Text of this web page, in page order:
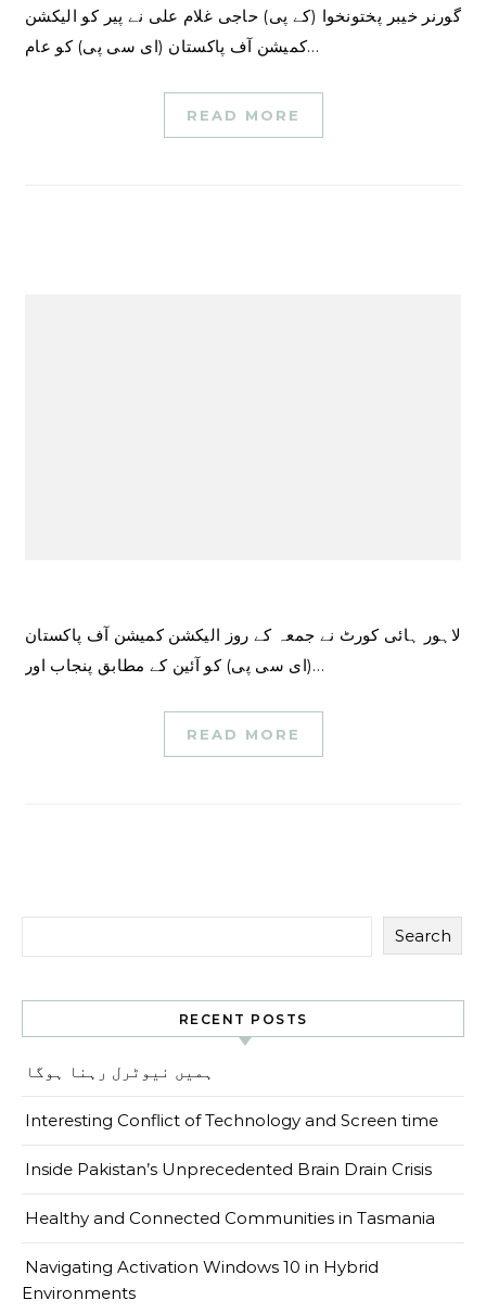
گورنر خیبر پختونخوا (کے پی) حاجی غلام علی نے پیر کو الیکشن
کمیشن آف پاکستان (ای سی پی) کو عام…
READ MORE
لاہور ہائی کورٹ نے جمعہ کے روز الیکشن کمیشن آف پاکستان
(ای سی پی) کو آئین کے مطابق پنجاب اور…
READ MORE
Search
RECENT POSTS
ہمیں نیوٹرل رہنا ہوگا
Interesting Conflict of Technology and Screen time
Inside Pakistan’s Unprecedented Brain Drain Crisis
Healthy and Connected Communities in Tasmania
Navigating Activation Windows 10 in Hybrid
Environments